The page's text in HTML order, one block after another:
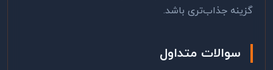
گزینه جذاب‌تری باشد.
سوالات متداول